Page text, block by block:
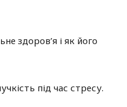
здоров’я і як його
під час стресу.